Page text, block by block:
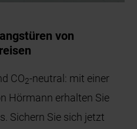
von
CO2-neutral: mit einer
Hörmann erhalten Sie
Sichern Sie sich jetzt